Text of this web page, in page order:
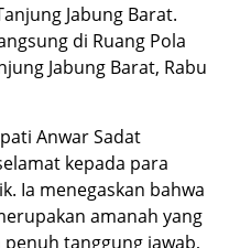
Jabung Barat.
di Ruang Pola
Jabung Barat, Rabu
Anwar Sadat
kepada para
Ia menegaskan bahwa
amanah yang
tanggung jawab,